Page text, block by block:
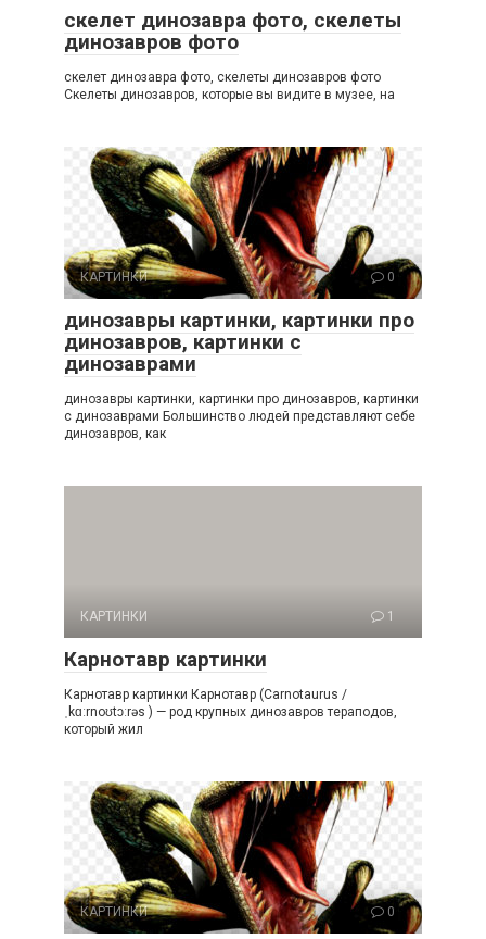
скелет динозавра фото, скелеты
динозавров фото
скелет динозавра фото, скелеты динозавров фото
Скелеты динозавров, которые вы видите в музее, на
КАРТИНКИ 0
динозавры картинки, картинки про
динозавров, картинки с
динозаврами
динозавры картинки, картинки про динозавров, картинки
с динозаврами Большинство людей представляют себе
динозавров, как
КАРТИНКИ 1
Карнотавр картинки
Карнотавр картинки Карнотавр (Carnotaurus /
ˌkɑːrnoʊtɔːrəs ) — род крупных динозавров тераподов,
который жил
КАРТИНКИ 0